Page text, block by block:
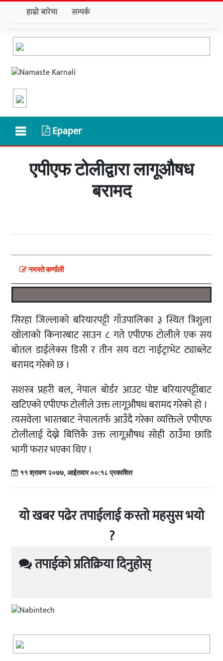
हाम्रो बारेमा सम्पर्क
Epaper
एपीएफ टोलीद्वारा लागूऔषध
बरामद
नमस्ते कर्णाली
सिरहा जिल्लाको बरियारपट्टी गाँउपालिका ३ स्थित त्रिशुला
खोलाको किनारबाट साउन ८ गते एपीएफ टोलीले एक सय
बोतल डाईलेक्स डिसी र तीन सय वटा नाईट्राभेट ट्याब्लेट
बरामद गरेको छ ।
सशस्त्र प्रहरी बल, नेपाल बोर्डर आउट पोष्ट बरियारपट्टीबाट
खटिएको एपीएफ टोलीले उक्त लागूऔषध बरामद गरेको हो ।
त्यसवेला भारतबाट नेपालतर्फ आउँदै गरेका व्यक्तिले एपीएफ
टोलीलाई देख्ने बित्तिकै उक्त लागूऔषध सोही ठाउँमा छाडि
भागी फरार भएका थिए ।
११ श्रावण २०७७, आईतवार ००:१८ प्रकाशित
यो खबर पढेर तपाईलाई कस्तो महसुस भयो
?
तपाईको प्रतिक्रिया दिनुहोस्